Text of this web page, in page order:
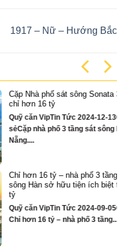
1917 – Nữ – Hướng Bắc
phố sát sông Sonata 3 tầng
16 tỷ
VipTin Tức 2024-12-13Chia
phố 3 tầng sát sông Hàn Đà
16 tỷ – nhà phố 3 tầng bên
sở hữu tiện ích biệt thự trăm
VipTin Tức 2024-09-05Chia sẻ
16 tỷ – nhà phố 3 tầng...